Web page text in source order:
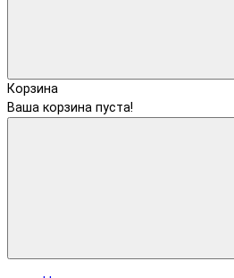
Корзина
Ваша корзина пуста!